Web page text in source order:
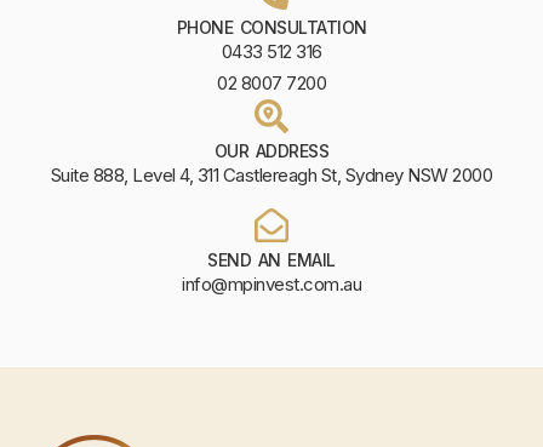
PHONE CONSULTATION
0433 512 316
02 8007 7200
OUR ADDRESS
Suite 888, Level 4, 311 Castlereagh St, Sydney NSW 2000
SEND AN EMAIL
info@mpinvest.com.au